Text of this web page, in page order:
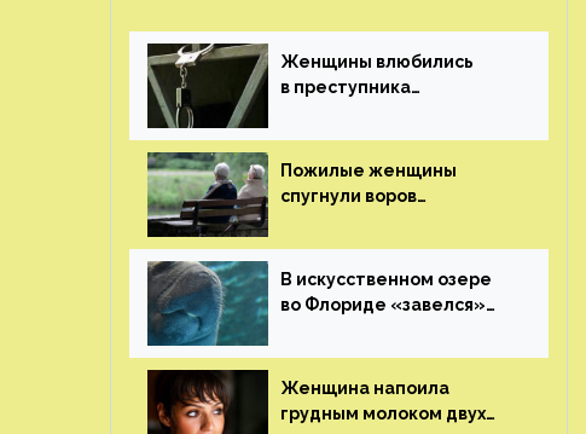
Женщины влюбились
в преступника
судью сохранить ему
жизнь
Пожилые женщины
спугнули воров
В искусственном озере
во Флориде «завелся»
Женщина напоила
грудным молоком двух